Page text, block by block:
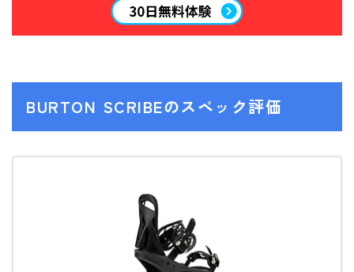
SALOMON
SCAPE
THE NORTH FACE
BURTON SCRIBEのスペック評価